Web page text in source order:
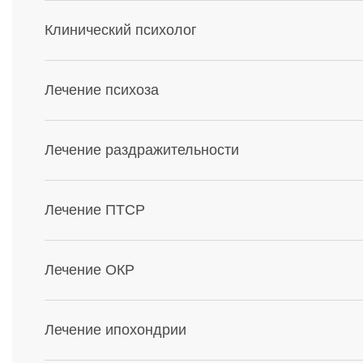
Клинический психолог
Лечение психоза
Лечение раздражительности
Лечение ПТСР
Лечение ОКР
Лечение ипохондрии